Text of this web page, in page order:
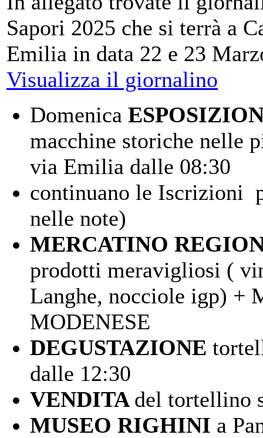
Sapori 2025 che si terrà a
Emilia in data 22 e 23
Visualizza il giornalino
Domenica
macchine storiche nelle
via Emilia dalle 08:30
continuano le Iscrizioni
nelle note)
MERCATINO
prodotti meravigliosi (
Langhe, nocciole igp) +
MODENESE
DEGUSTAZIONE
dalle 12:30
VENDITA del tortellino
MUSEO RIGHINI a